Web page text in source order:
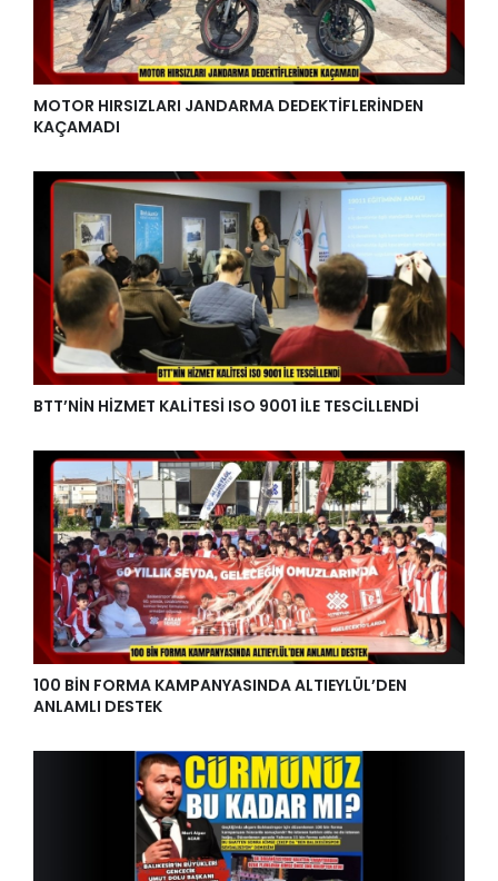
MOTOR HIRSIZLARI JANDARMA DEDEKTİFLERİNDEN
KAÇAMADI
BTT’NİN HİZMET KALİTESİ ISO 9001 İLE TESCİLLENDİ
100 BİN FORMA KAMPANYASINDA ALTIEYLÜL’DEN
ANLAMLI DESTEK